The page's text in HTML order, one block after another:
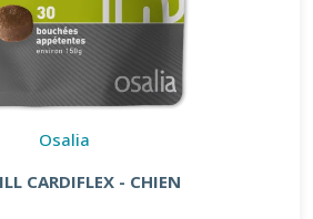
Osalia
CARDIFLEX - CHIEN